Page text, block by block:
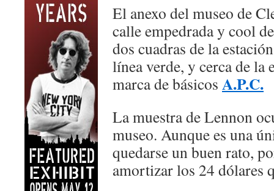
El anexo del museo de
calle empedrada y cool
dos cuadras de la
línea verde, y cerca de la
marca de básicos A.P.C.
La muestra de Lennon
museo. Aunque es una
quedarse un buen rato,
amortizar los 24 dólares